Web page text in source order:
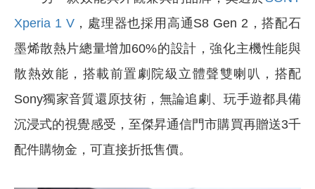
Xperia 1 V，處理器也採用高通S8 Gen 2，搭配石
墨烯散熱片總量增加60%的設計，強化主機性能與
散熱效能，搭載前置劇院級立體聲雙喇叭，搭配
Sony獨家音質還原技術，無論追劇、玩手遊都具備
沉浸式的視覺感受，至傑昇通信門市購買再贈送3千
配件購物金，可直接折抵售價。